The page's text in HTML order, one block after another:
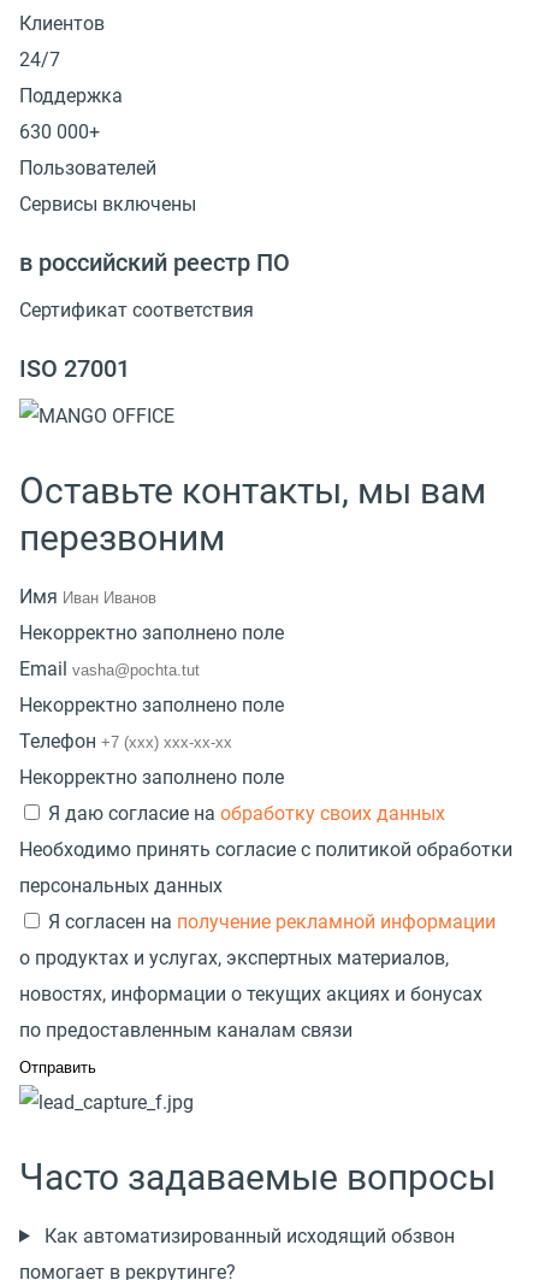
Клиентов
24/7
Поддержка
630 000+
Пользователей
Сервисы включены
в российский реестр ПО
Сертификат соответствия
ISO 27001
Оставьте контакты, мы вам
перезвоним
Имя
Некорректно заполнено поле
Email
Некорректно заполнено поле
Телефон
Некорректно заполнено поле
Я даю согласие на обработку своих данных
Необходимо принять согласие с политикой обработки
персональных данных
Я согласен на получение рекламной информации
о продуктах и услугах, экспертных материалов,
новостях, информации о текущих акциях и бонусах
по предоставленным каналам связи
Часто задаваемые вопросы
Как автоматизированный исходящий обзвон
помогает в рекрутинге?